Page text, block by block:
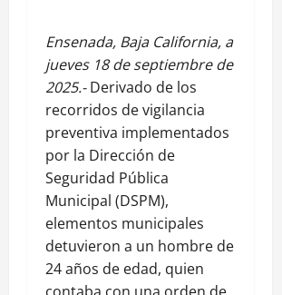
Ensenada, Baja California, a
jueves 18 de septiembre de
2025.-Derivado de los
recorridos de vigilancia
preventiva implementados
por la Dirección de
Seguridad Pública
Municipal (DSPM),
elementos municipales
detuvieron a un hombre de
24 años de edad, quien